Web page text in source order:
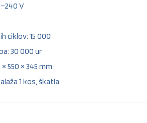
V
ciklov: 15 000
30 000 ur
550 × 345 mm
1 kos, škatla